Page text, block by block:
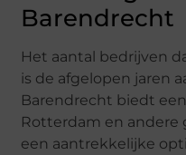
Barendrecht
Het aantal bedrijven
is de afgelopen jaren
Barendrecht biedt
Rotterdam en andere
een aantrekkelijke